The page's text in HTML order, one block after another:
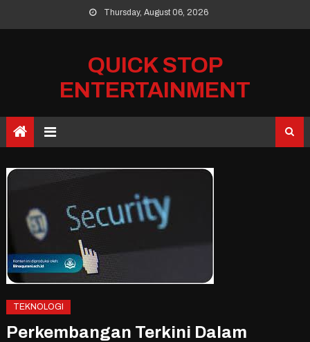
Thursday, August 06, 2026
QUICK STOP
ENTERTAINMENT
TEKNOLOGI
Perkembangan Terkini Dalam